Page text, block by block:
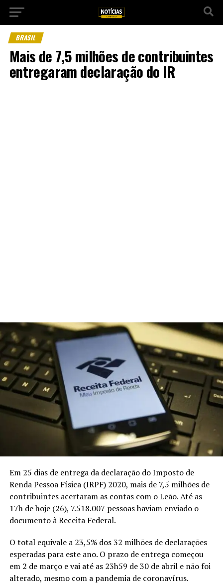
BRASIL
Mais de 7,5 milhões de contribuintes
entregaram declaração do IR
Em 25 dias de entrega da declaração do Imposto de
Renda Pessoa Física (IRPF) 2020, mais de 7,5 milhões de
contribuintes acertaram as contas com o Leão. Até as
17h de hoje (26), 7.518.007 pessoas haviam enviado o
documento à Receita Federal.
O total equivale a 23,5% dos 32 milhões de declarações
esperadas para este ano. O prazo de entrega começou
em 2 de março e vai até as 23h59 de 30 de abril e não foi
alterado, mesmo com a pandemia de coronavírus.